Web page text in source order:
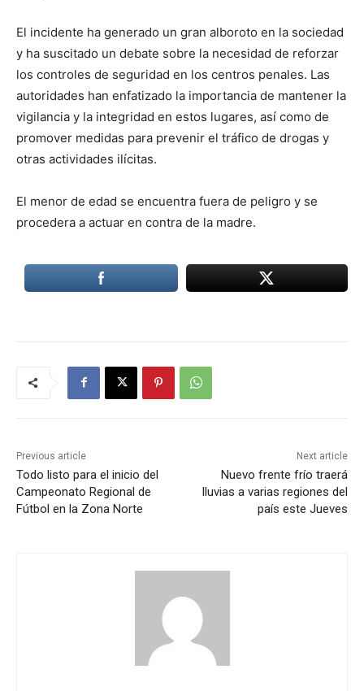
El incidente ha generado un gran alboroto en la sociedad
y ha suscitado un debate sobre la necesidad de reforzar
los controles de seguridad en los centros penales. Las
autoridades han enfatizado la importancia de mantener la
vigilancia y la integridad en estos lugares, así como de
promover medidas para prevenir el tráfico de drogas y
otras actividades ilícitas.
El menor de edad se encuentra fuera de peligro y se
procedera a actuar en contra de la madre.
Previous article
Todo listo para el inicio del
Campeonato Regional de
Fútbol en la Zona Norte
Next article
Nuevo frente frío traerá
lluvias a varias regiones del
país este Jueves